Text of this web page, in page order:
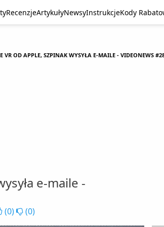
RecenzjeArtykułyNewsyInstrukcjeKody
VR OD APPLE, SZPINAK WYSYŁA E-MAILE - VIDEONEWS
e-maile -
(0) (0)